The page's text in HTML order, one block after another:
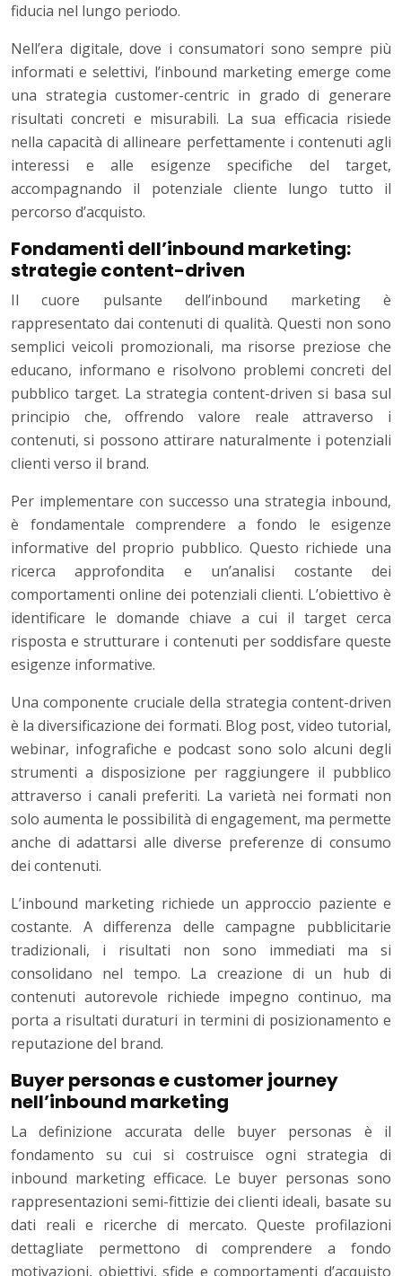
fiducia nel lungo periodo.
Nell’era digitale, dove i consumatori sono sempre più
informati e selettivi, l’inbound marketing emerge come
una strategia customer-centric in grado di generare
risultati concreti e misurabili. La sua efficacia risiede
nella capacità di allineare perfettamente i contenuti agli
interessi e alle esigenze specifiche del target,
accompagnando il potenziale cliente lungo tutto il
percorso d’acquisto.
Fondamenti dell’inbound marketing:
strategie content-driven
Il cuore pulsante dell’inbound marketing è
rappresentato dai contenuti di qualità. Questi non sono
semplici veicoli promozionali, ma risorse preziose che
educano, informano e risolvono problemi concreti del
pubblico target. La strategia content-driven si basa sul
principio che, offrendo valore reale attraverso i
contenuti, si possono attirare naturalmente i potenziali
clienti verso il brand.
Per implementare con successo una strategia inbound,
è fondamentale comprendere a fondo le esigenze
informative del proprio pubblico. Questo richiede una
ricerca approfondita e un’analisi costante dei
comportamenti online dei potenziali clienti. L’obiettivo è
identificare le domande chiave a cui il target cerca
risposta e strutturare i contenuti per soddisfare queste
esigenze informative.
Una componente cruciale della strategia content-driven
è la diversificazione dei formati. Blog post, video tutorial,
webinar, infografiche e podcast sono solo alcuni degli
strumenti a disposizione per raggiungere il pubblico
attraverso i canali preferiti. La varietà nei formati non
solo aumenta le possibilità di engagement, ma permette
anche di adattarsi alle diverse preferenze di consumo
dei contenuti.
L’inbound marketing richiede un approccio paziente e
costante. A differenza delle campagne pubblicitarie
tradizionali, i risultati non sono immediati ma si
consolidano nel tempo. La creazione di un hub di
contenuti autorevole richiede impegno continuo, ma
porta a risultati duraturi in termini di posizionamento e
reputazione del brand.
Buyer personas e customer journey
nell’inbound marketing
La definizione accurata delle buyer personas è il
fondamento su cui si costruisce ogni strategia di
inbound marketing efficace. Le buyer personas sono
rappresentazioni semi-fittizie dei clienti ideali, basate su
dati reali e ricerche di mercato. Queste profilazioni
dettagliate permettono di comprendere a fondo
motivazioni, obiettivi, sfide e comportamenti d’acquisto